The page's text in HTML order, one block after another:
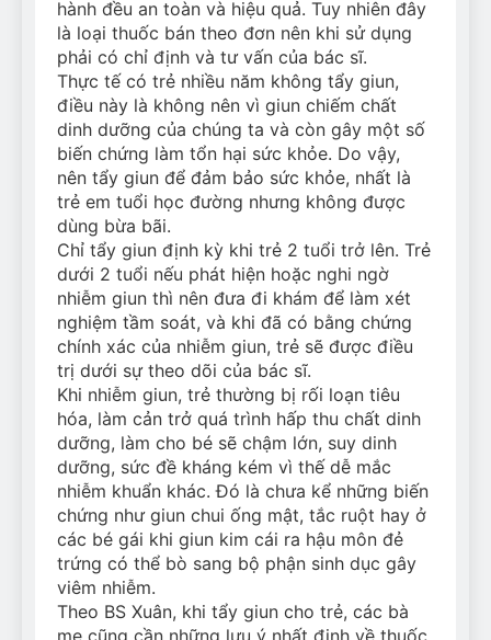
hành đều an toàn và hiệu quả. Tuy nhiên đây
là loại thuốc bán theo đơn nên khi sử dụng
phải có chỉ định và tư vấn của bác sĩ.
Thực tế có trẻ nhiều năm không tẩy giun,
điều này là không nên vì giun chiếm chất
dinh dưỡng của chúng ta và còn gây một số
biến chứng làm tổn hại sức khỏe. Do vậy,
nên tẩy giun để đảm bảo sức khỏe, nhất là
trẻ em tuổi học đường nhưng không được
dùng bừa bãi.
Chỉ tẩy giun định kỳ khi trẻ 2 tuổi trở lên. Trẻ
dưới 2 tuổi nếu phát hiện hoặc nghi ngờ
nhiễm giun thì nên đưa đi khám để làm xét
nghiệm tầm soát, và khi đã có bằng chứng
chính xác của nhiễm giun, trẻ sẽ được điều
trị dưới sự theo dõi của bác sĩ.
Khi nhiễm giun, trẻ thường bị rối loạn tiêu
hóa, làm cản trở quá trình hấp thu chất dinh
dưỡng, làm cho bé sẽ chậm lớn, suy dinh
dưỡng, sức đề kháng kém vì thế dễ mắc
nhiễm khuẩn khác. Đó là chưa kể những biến
chứng như giun chui ống mật, tắc ruột hay ở
các bé gái khi giun kim cái ra hậu môn đẻ
trứng có thể bò sang bộ phận sinh dục gây
viêm nhiễm.
Theo BS Xuân, khi tẩy giun cho trẻ, các bà
mẹ cũng cần những lưu ý nhất định về thuốc